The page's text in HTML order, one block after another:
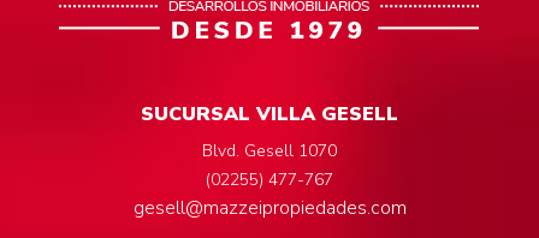
SUCURSAL VILLA GESELL
Blvd. Gesell 1070
(02255) 477-767
gesell@mazzeipropiedades.com